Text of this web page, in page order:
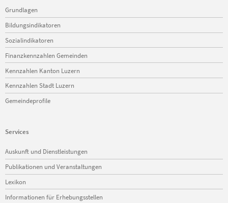
Navigation
überspringen
Grundlagen
Bildungsindikatoren
Sozialindikatoren
Finanzkennzahlen Gemeinden
Kennzahlen Kanton Luzern
Kennzahlen Stadt Luzern
Gemeindeprofile
Services
Navigation
überspringen
Auskunft und Dienstleistungen
Publikationen und Veranstaltungen
Lexikon
Informationen für Erhebungsstellen